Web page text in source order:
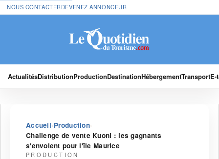
NOUS CONTACTERDEVENEZ ANNONCEUR
ActualitésDistributionProductionDestinationHébergementTransport
Accueil›Production›
Challenge de vente Kuoni : les gagnants
s'envolent pour l'île Maurice
PRODUCTION